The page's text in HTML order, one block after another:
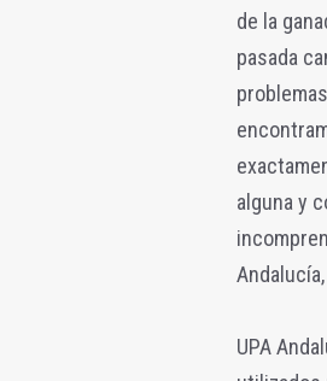
de la
pasada
alguna y
UPA